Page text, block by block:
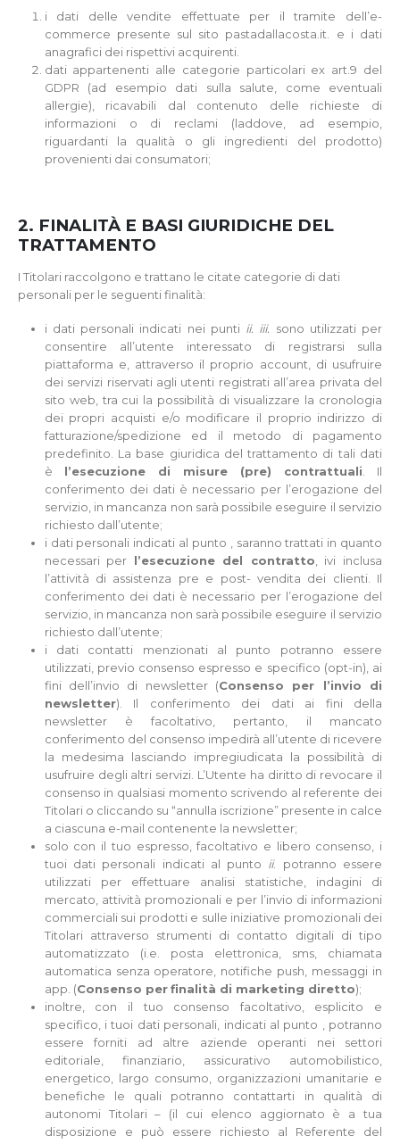
i dati delle vendite effettuate per il tramite dell’e-
commerce presente sul sito pastadallacosta.it. e i dati
anagrafici dei rispettivi acquirenti.
dati appartenenti alle categorie particolari ex art.9 del
GDPR (ad esempio dati sulla salute, come eventuali
allergie), ricavabili dal contenuto delle richieste di
informazioni o di reclami (laddove, ad esempio,
riguardanti la qualità o gli ingredienti del prodotto)
provenienti dai consumatori;
2. FINALITÀ E BASI GIURIDICHE DEL
TRATTAMENTO
I Titolari raccolgono e trattano le citate categorie di dati
personali per le seguenti finalità:
i dati personali indicati nei punti ii. iii. sono utilizzati per
consentire all’utente interessato di registrarsi sulla
piattaforma e, attraverso il proprio account, di usufruire
dei servizi riservati agli utenti registrati all’area privata del
sito web, tra cui la possibilità di visualizzare la cronologia
dei propri acquisti e/o modificare il proprio indirizzo di
fatturazione/spedizione ed il metodo di pagamento
predefinito. La base giuridica del trattamento di tali dati
è l’esecuzione di misure (pre) contrattuali. Il
conferimento dei dati è necessario per l’erogazione del
servizio, in mancanza non sarà possibile eseguire il servizio
richiesto dall’utente;
i dati personali indicati al punto , saranno trattati in quanto
necessari per l’esecuzione del contratto, ivi inclusa
l’attività di assistenza pre e post- vendita dei clienti. Il
conferimento dei dati è necessario per l’erogazione del
servizio, in mancanza non sarà possibile eseguire il servizio
richiesto dall’utente;
i dati contatti menzionati al punto potranno essere
utilizzati, previo consenso espresso e specifico (opt-in), ai
fini dell’invio di newsletter (Consenso per l’invio di
newsletter). Il conferimento dei dati ai fini della
newsletter è facoltativo, pertanto, il mancato
conferimento del consenso impedirà all’utente di ricevere
la medesima lasciando impregiudicata la possibilità di
usufruire degli altri servizi. L’Utente ha diritto di revocare il
consenso in qualsiasi momento scrivendo al referente dei
Titolari o cliccando su “annulla iscrizione” presente in calce
a ciascuna e-mail contenente la newsletter;
solo con il tuo espresso, facoltativo e libero consenso, i
tuoi dati personali indicati al punto ii. potranno essere
utilizzati per effettuare analisi statistiche, indagini di
mercato, attività promozionali e per l’invio di informazioni
commerciali sui prodotti e sulle iniziative promozionali dei
Titolari attraverso strumenti di contatto digitali di tipo
automatizzato (i.e. posta elettronica, sms, chiamata
automatica senza operatore, notifiche push, messaggi in
app. (Consenso per finalità di marketing diretto);
inoltre, con il tuo consenso facoltativo, esplicito e
specifico, i tuoi dati personali, indicati al punto , potranno
essere forniti ad altre aziende operanti nei settori
editoriale, finanziario, assicurativo automobilistico,
energetico, largo consumo, organizzazioni umanitarie e
benefiche le quali potranno contattarti in qualità di
autonomi Titolari – (il cui elenco aggiornato è a tua
disposizione e può essere richiesto al Referente del